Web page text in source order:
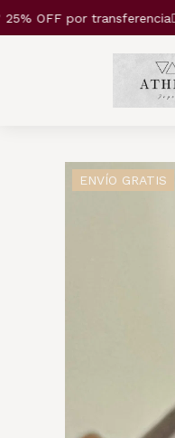
OFF por
ENVÍO GRATIS